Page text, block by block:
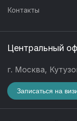
Контакты
Центральный
г. Москва,
Записаться на